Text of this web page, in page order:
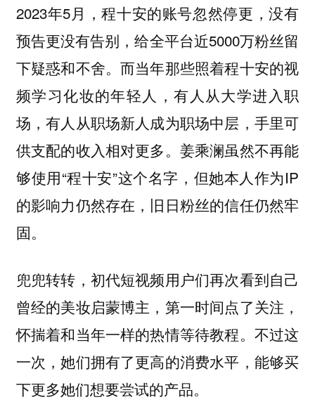
2023年5月，程十安的账号忽然停更，没有
预告更没有告别，给全平台近5000万粉丝留
下疑惑和不舍。而当年那些照着程十安的视
频学习化妆的年轻人，有人从大学进入职
场，有人从职场新人成为职场中层，手里可
供支配的收入相对更多。姜乘澜虽然不再能
够使用“程十安”这个名字，但她本人作为IP
的影响力仍然存在，旧日粉丝的信任仍然牢
固。
兜兜转转，初代短视频用户们再次看到自己
曾经的美妆启蒙博主，第一时间点了关注，
怀揣着和当年一样的热情等待教程。不过这
一次，她们拥有了更高的消费水平，能够买
下更多她们想要尝试的产品。